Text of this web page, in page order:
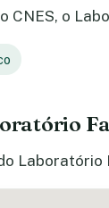
CNES, o